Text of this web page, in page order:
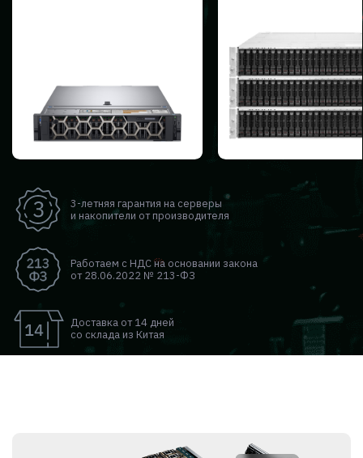
3-летняя гарантия на серверы
и накопители от производителя
Работаем с НДС на основании закона
от 28.06.2022 № 213-ФЗ
Доставка от 14 дней
со склада из Китая